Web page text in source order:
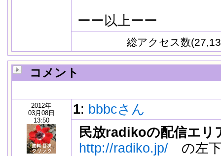
ーー以上ーー
総アクセス数
コメント
2012年
03月08日
13:50
1: bbbcさん
民放radikoの配信エリ
http://radiko.jp/の左下